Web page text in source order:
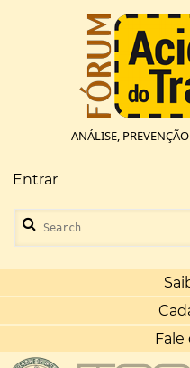
ANÁLISE,
Menu
de
conta
de
usuário
Entrar
Search
Fale